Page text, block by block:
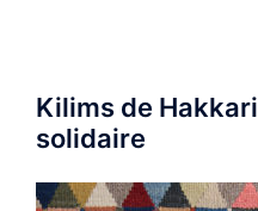
Kilims de
solidaire